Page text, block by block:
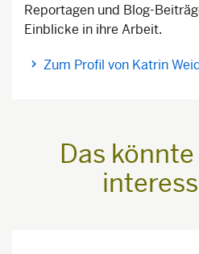
Reportagen und Blog-
Einblicke in ihre Arbeit.
Zum Profil von Katrin
Das